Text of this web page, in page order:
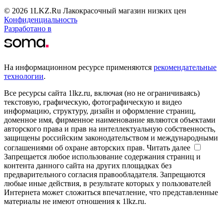
© 2026 1LKZ.Ru Лакокрасочный магазин низких цен
Конфиденциальность
Разработано в
На информационном ресурсе применяются рекомендательные
технологии.
Все ресурсы сайта 1lkz.ru, включая (но не ограничиваясь)
текстовую, графическую, фотографическую и видео
информацию, структуру, дизайн и оформление страниц,
доменное имя, фирменное наименование являются объектами
авторского права и прав на интеллектуальную собственность,
защищены российским законодательством и международными
соглашениями об охране авторских прав. Читать далее
Запрещается любое использование содержания страниц и
контента данного сайта на других площадках без
предварительного согласия правообладателя. Запрещаются
любые иные действия, в результате которых у пользователей
Интернета может сложиться впечатление, что представленные
материалы не имеют отношения к 1lkz.ru.